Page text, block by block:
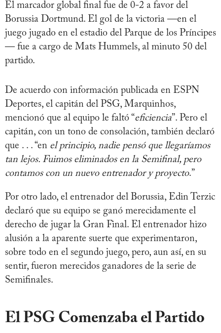
El marcador global final fue de 0-2 a favor del
Borussia Dortmund. El gol de la victoria —en el
juego jugado en el estadio del Parque de los Príncipes
— fue a cargo de Mats Hummels, al minuto 50 del
partido.
De acuerdo con información publicada en ESPN
Deportes, el capitán del PSG, Marquinhos,
mencionó que al equipo le faltó “eficiencia”. Pero el
capitán, con un tono de consolación, también declaró
que . . . “en el principio, nadie pensó que llegaríamos
tan lejos. Fuimos eliminados en la Semifinal, pero
contamos con un nuevo entrenador y proyecto.”
Por otro lado, el entrenador del Borussia, Edin Terzic
declaró que su equipo se ganó merecidamente el
derecho de jugar la Gran Final. El entrenador hizo
alusión a la aparente suerte que experimentaron,
sobre todo en el segundo juego, pero, aun así, en su
sentir, fueron merecidos ganadores de la serie de
Semifinales.
El PSG Comenzaba el Partido